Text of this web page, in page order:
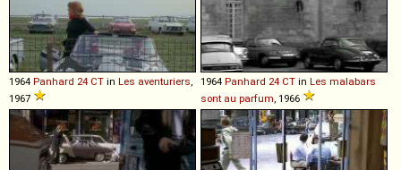
1964 Panhard 24 CT in Les aventuriers
1967
1964 Panhard 24 CT in Les malabars
sont au parfum , 1966